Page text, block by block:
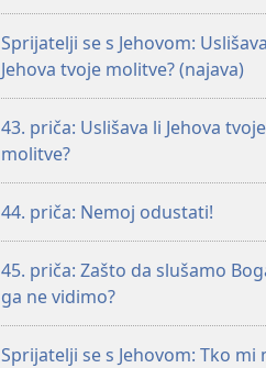
Sprijatelji se s Jehovom:
Jehova tvoje molitve? (najava)
43. priča: Uslišava li Jehova tvoje
molitve?
44. priča: Nemoj odustati!
45. priča: Zašto da slušamo
ga ne vidimo?
Sprijatelji se s Jehovom: Tko mi